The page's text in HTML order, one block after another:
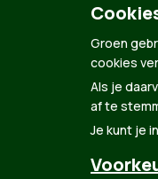
©
Groen
cookies
Als je
af te
Je kunt je